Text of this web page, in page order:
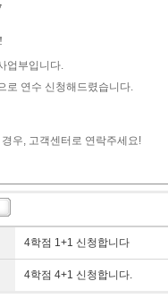
업부입니다.
로 연수 신청해드렸습니다.
우, 고객센터로 연락주세요!
4학점 1+1 신청합니다
4학점 4+1 신청합니다.